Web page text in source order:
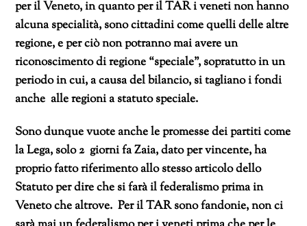
per il Veneto, in quanto per il TAR i veneti non hanno
alcuna specialità, sono cittadini come quelli delle altre
regione, e per ciò non potranno mai avere un
riconoscimento di regione “speciale”, sopratutto in un
periodo in cui, a causa del bilancio, si tagliano i fondi
anche alle regioni a statuto speciale.
Sono dunque vuote anche le promesse dei partiti come
la Lega, solo 2 giorni fa Zaia, dato per vincente, ha
proprio fatto riferimento allo stesso articolo dello
Statuto per dire che si farà il federalismo prima in
Veneto che altrove. Per il TAR sono fandonie, non ci